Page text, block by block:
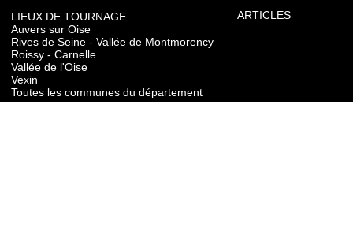
LIEUX DE TOURNAGE
Auvers sur Oise
Rives de Seine - Vallée de Montmorency
Roissy - Carnelle
Vallée de l'Oise
Vexin
Toutes les communes du département
ARTICLES